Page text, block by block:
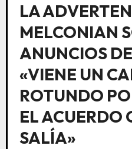
LA
MELCONIAN
ANUNCIOS
«VIENE UN
ROTUNDO
EL ACUERDO
SALÍA»